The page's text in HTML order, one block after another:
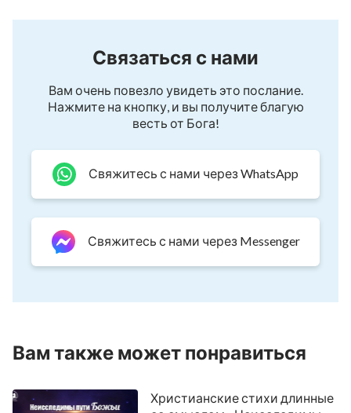
Связаться с нами
Вам очень повезло увидеть это послание.
Нажмите на кнопку, и вы получите благую
весть от Бога!
Свяжитесь с нами через WhatsApp
Свяжитесь с нами через Messenger
Вам также может понравиться
Христианские стихи длинные